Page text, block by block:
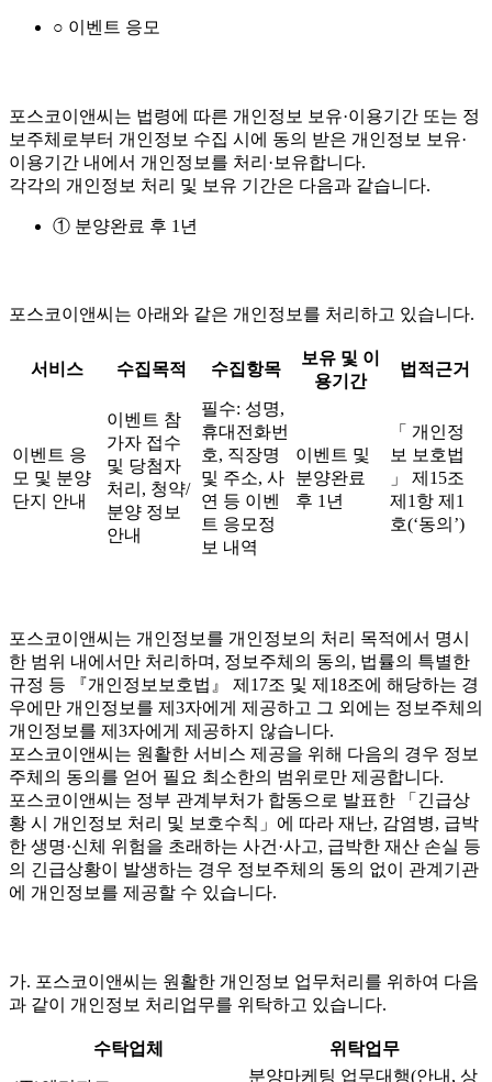
○ 이벤트 응모
포스코이앤씨는 법령에 따른 개인정보 보유·이용기간 또는 정
보주체로부터 개인정보 수집 시에 동의 받은 개인정보 보유·
이용기간 내에서 개인정보를 처리·보유합니다.
각각의 개인정보 처리 및 보유 기간은 다음과 같습니다.
① 분양완료 후 1년
포스코이앤씨는 아래와 같은 개인정보를 처리하고 있습니다.
서비스 수집목적 수집항목
보유 및 이
용기간
법적근거
이벤트 응
모 및 분양
단지 안내
이벤트 참
가자 접수
및 당첨자
처리, 청약/
분양 정보
안내
필수: 성명,
휴대전화번
호, 직장명
및 주소, 사
연 등 이벤
트 응모정
보 내역
이벤트 및
분양완료
후 1년
「 개인정
보 보호법
」 제15조
제1항 제1
호(‘동의’)
포스코이앤씨는 개인정보를 개인정보의 처리 목적에서 명시
한 범위 내에서만 처리하며, 정보주체의 동의, 법률의 특별한
규정 등 『개인정보보호법』 제17조 및 제18조에 해당하는 경
우에만 개인정보를 제3자에게 제공하고 그 외에는 정보주체의
개인정보를 제3자에게 제공하지 않습니다.
포스코이앤씨는 원활한 서비스 제공을 위해 다음의 경우 정보
주체의 동의를 얻어 필요 최소한의 범위로만 제공합니다.
포스코이앤씨는 정부 관계부처가 합동으로 발표한 「긴급상
황 시 개인정보 처리 및 보호수칙」에 따라 재난, 감염병, 급박
한 생명·신체 위험을 초래하는 사건·사고, 급박한 재산 손실 등
의 긴급상황이 발생하는 경우 정보주체의 동의 없이 관계기관
에 개인정보를 제공할 수 있습니다.
가. 포스코이앤씨는 원활한 개인정보 업무처리를 위하여 다음
과 같이 개인정보 처리업무를 위탁하고 있습니다.
수탁업체 위탁업무
분양마케팅 업무대행(안내, 상